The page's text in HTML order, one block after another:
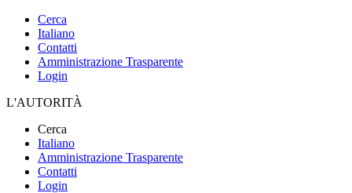
Cerca
Italiano
Contatti
Amministrazione Trasparente
Login
L'AUTORITÀ
Cerca
Italiano
Amministrazione Trasparente
Contatti
Login